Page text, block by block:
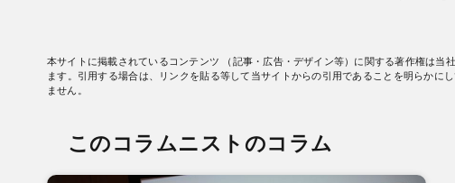
本サイトに掲載されているコンテンツ （記事・広告・デザイン等）に関する著作権は
ます。引用する場合は、リンクを貼る等して当サイトからの引用であることを明らか
ません。
このコラムニストのコラム